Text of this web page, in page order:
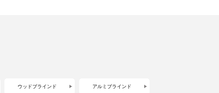
ウッドブラインド アルミブラインド